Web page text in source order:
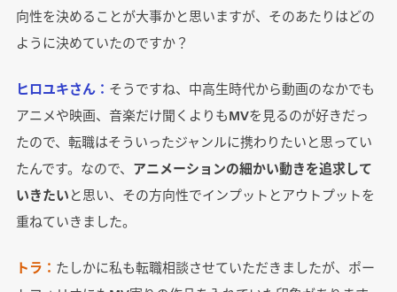
向性を決めることが大事かと思いますが、そのあたりはどの
ように決めていたのですか？
ヒロユキさん： そうですね、中高生時代から動画のなかでも
アニメや映画、音楽だけ聞くよりもMVを見るのが好きだっ
たので、転職はそういったジャンルに携わりたいと思ってい
たんです。なので、 アニメーションの細かい動きを追求して
いきたいと思い、その方向性でインプットとアウトプットを
重ねていきました。
トラ： たしかに私も転職相談させていただきましたが、ポー